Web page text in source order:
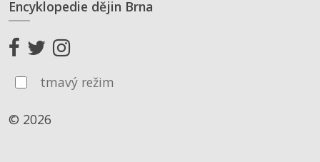
Encyklopedie dějin Brna
tmavý režim
© 2026